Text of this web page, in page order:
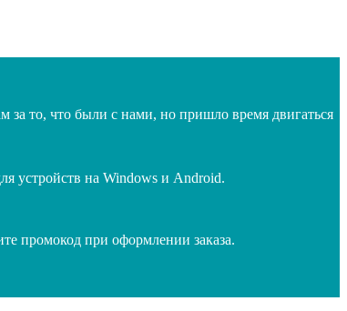
то, что были с нами, но пришло время двигаться
устройств на Windows и Android.
промокод при оформлении заказа.